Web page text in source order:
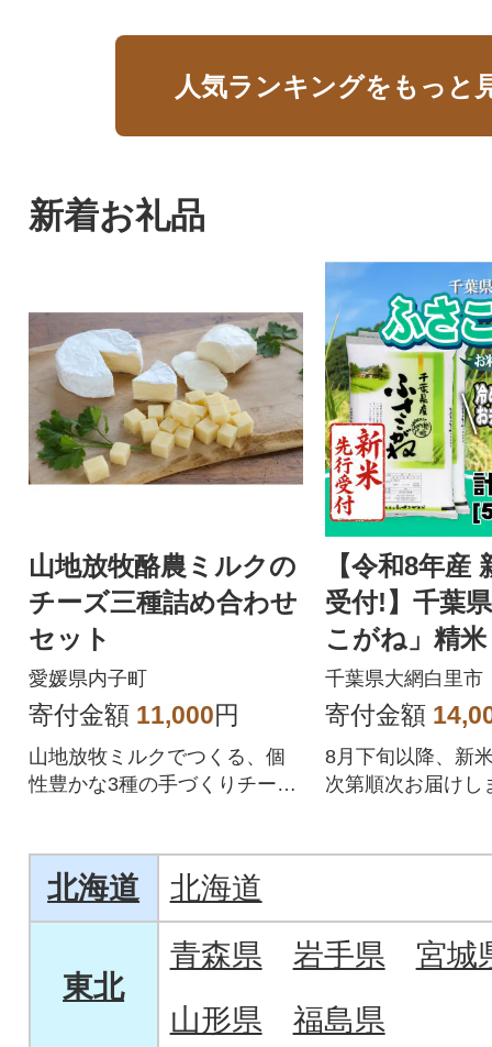
人気ランキングをもっと
新着お礼品
山地放牧酪農ミルクの
チーズ三種詰め合わせ
セット
愛媛県内子町
寄付金額 11,000円
山地放牧ミルクでつくる、個
性豊かな3種の手づくりチーズ
【令和8年産
受付!】千葉
こがね」精
g×2袋)
千葉県大網白里市
寄付金額
8月下旬以降、新
次第順次お届けし
北海道 北海道
東北
青森県 岩手県
宮城
山形県
福島県